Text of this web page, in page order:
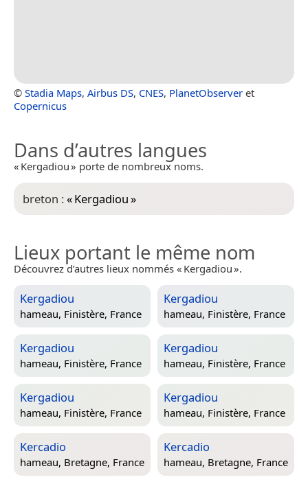
© Stadia Maps, Airbus DS, CNES, PlanetObserver et
Copernicus
Dans d’autres langues
« Kergadiou » porte de nombreux noms.
breton :«Kergadiou»
Lieux portant le même nom
Découvrez d’autres lieux nommés « Kergadiou ».
Kergadiou
hameau, Finistère, France
Kergadiou
hameau, Finistère, France
Kergadiou
hameau, Finistère, France
Kergadiou
hameau, Finistère, France
Kergadiou
hameau, Finistère, France
Kergadiou
hameau, Finistère, France
Kercadio
hameau, Bretagne, France
Kercadio
hameau, Bretagne, France